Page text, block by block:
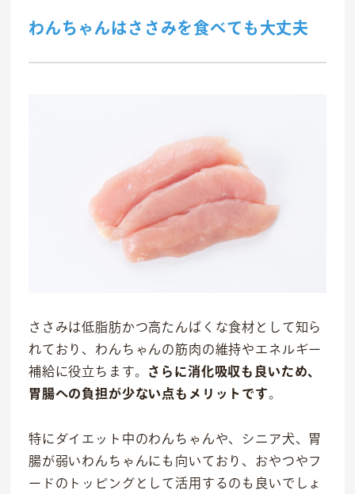
動物病院
トリミングサロン
海外事業
わんちゃんはささみを食べても大丈夫
ささみは低脂肪かつ高たんぱくな食材として知ら
れており、わんちゃんの筋肉の維持やエネルギー
補給に役立ちます。 さらに消化吸収も良いため、
胃腸への負担が少ない点もメリットです。
特にダイエット中のわんちゃんや、シニア犬、胃
腸が弱いわんちゃんにも向いており、おやつやフ
ードのトッピングとして活用するのも良いでしょ